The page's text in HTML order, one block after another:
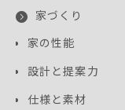
家づくり
家の性能
設計と提案力
仕様と素材